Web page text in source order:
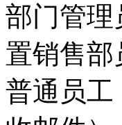
部门管理
置销售部
普通员工